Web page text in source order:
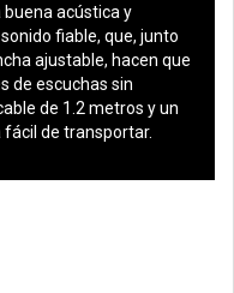
buena acústica y
fiable, que, junto
ajustable, hacen que
de escuchas sin
de 1.2 metros y un
fácil de transportar.